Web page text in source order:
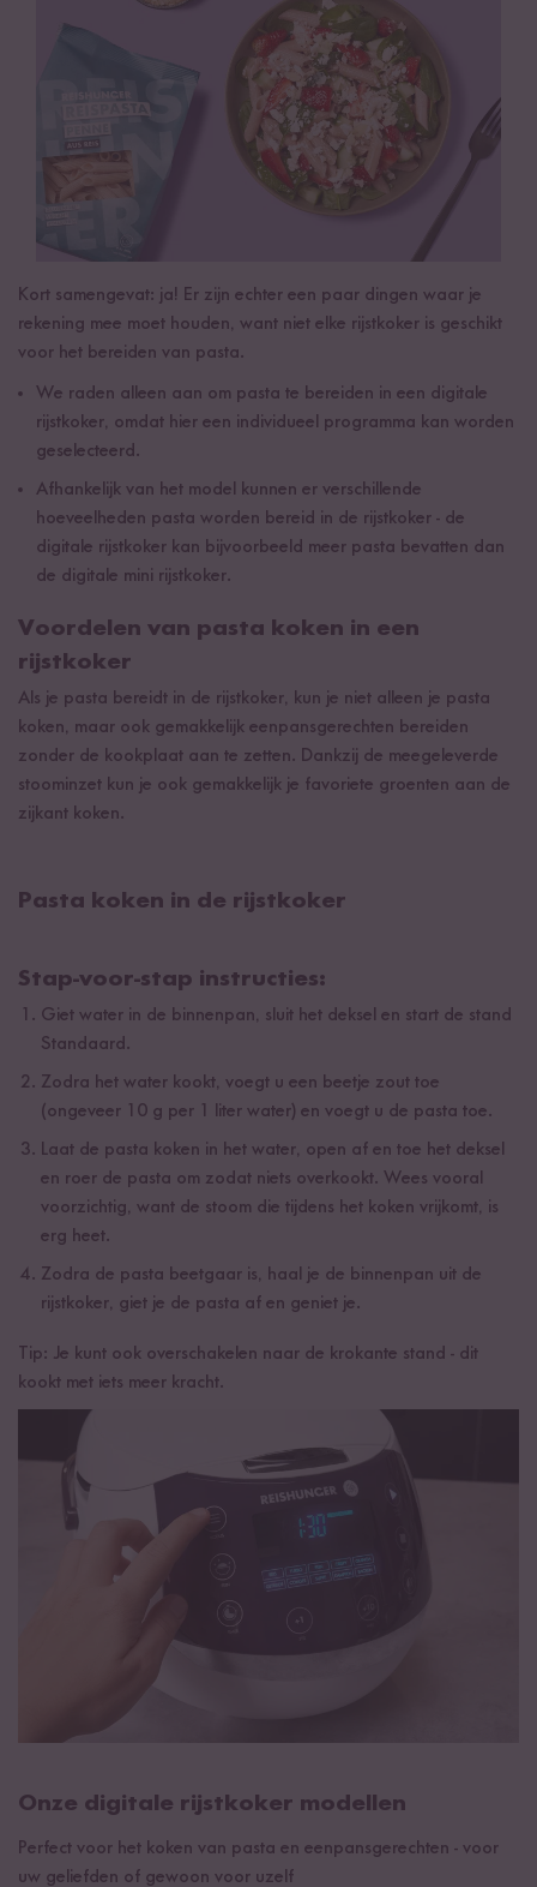
Kort samengevat: ja! Er zijn echter een paar dingen waar je
rekening mee moet houden, want niet elke rijstkoker is geschikt
voor het bereiden van pasta.
We raden alleen aan om pasta te bereiden in een digitale
rijstkoker, omdat hier een individueel programma kan worden
geselecteerd.
Afhankelijk van het model kunnen er verschillende
hoeveelheden pasta worden bereid in de rijstkoker - de
digitale rijstkoker kan bijvoorbeeld meer pasta bevatten dan
de digitale mini rijstkoker.
Voordelen van pasta koken in een
rijstkoker
Als je pasta bereidt in de rijstkoker, kun je niet alleen je pasta
koken, maar ook gemakkelijk eenpansgerechten bereiden
zonder de kookplaat aan te zetten. Dankzij de meegeleverde
stoominzet kun je ook gemakkelijk je favoriete groenten aan de
zijkant koken.
Pasta koken in de rijstkoker
Stap-voor-stap instructies:
Giet water in de binnenpan, sluit het deksel en start de stand
Standaard.
Zodra het water kookt, voegt u een beetje zout toe
(ongeveer 10 g per 1 liter water) en voegt u de pasta toe.
Laat de pasta koken in het water, open af en toe het deksel
en roer de pasta om zodat niets overkookt. Wees vooral
voorzichtig, want de stoom die tijdens het koken vrijkomt, is
erg heet.
Zodra de pasta beetgaar is, haal je de binnenpan uit de
rijstkoker, giet je de pasta af en geniet je.
Tip: Je kunt ook overschakelen naar de krokante stand - dit
kookt met iets meer kracht.
Onze digitale rijstkoker modellen
Perfect voor het koken van pasta en eenpansgerechten - voor
uw geliefden of gewoon voor uzelf